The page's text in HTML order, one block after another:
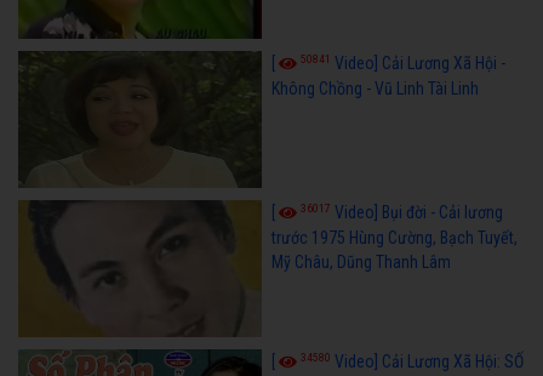
50841
Video] Cải Lương Xã Hội -
Không Chồng - Vũ Linh Tài Linh
36017 Video] Bụi đời - Cải lương
trước 1975 Hùng Cường, Bạch Tuyết,
Mỹ Châu, Dũng Thanh Lâm
34580 Video] Cải Lương Xã Hội: SỐ